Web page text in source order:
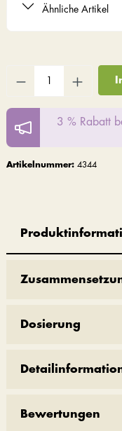
Ähnliche Artikel
3 % Rabatt
Artikelnummer: 4344
Dosierung
Bewertungen